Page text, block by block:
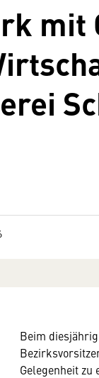
mit
Beim
Gelegenheit